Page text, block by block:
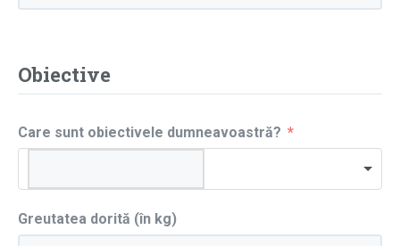
Obiective
Care sunt obiectivele dumneavoastră?
Greutatea dorită (în kg)